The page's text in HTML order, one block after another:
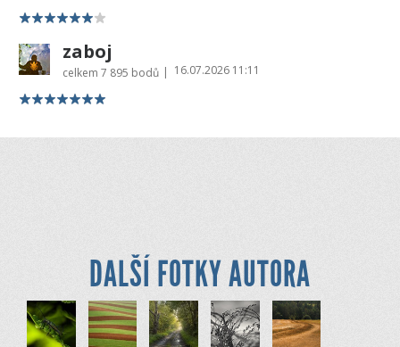
zaboj
celkem 7 895 bodů | 16.07.2026 11:11
DALŠÍ FOTKY AUTORA